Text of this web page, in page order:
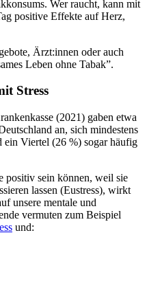
Wer raucht, kann mit
positive Effekte auf Herz,
Ärzt:innen oder auch
Leben ohne Tabak”.
Stress
(2021) gaben etwa
an, sich mindestens
ein Viertel (26 %) sogar häufig
positiv sein können, weil sie
lassen (Eustress), wirkt
unsere mentale und
vermuten zum Beispiel
und: